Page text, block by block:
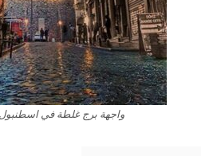
واجهة برج غلطة في اسطنبول